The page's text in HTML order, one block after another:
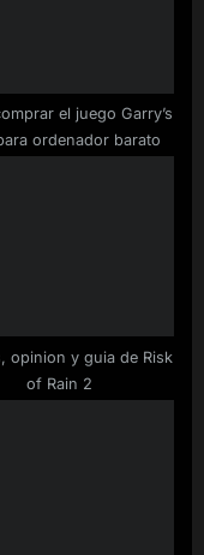
el juego Garry’s
ordenador barato
opinion y guia de Risk
of Rain 2